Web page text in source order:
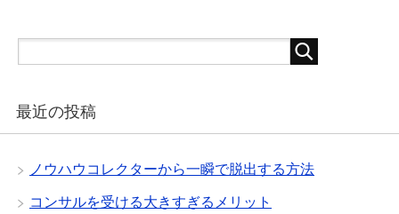
最近の投稿
ノウハウコレクターから一瞬で脱出する方法
コンサルを受ける大きすぎるメリット